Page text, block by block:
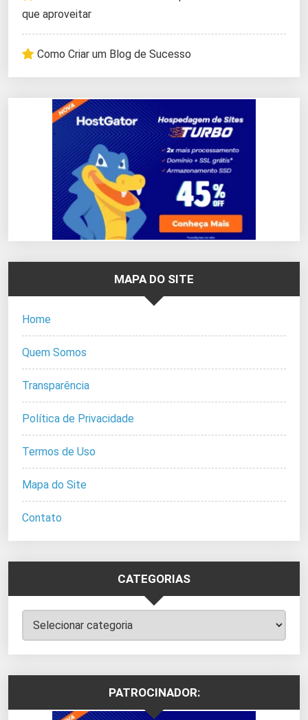
que aproveitar
Como Criar um Blog de Sucesso
MAPA DO SITE
Home
Quem Somos
Transparência
Política de Privacidade
Termos de Uso
Mapa do Site
Contato
CATEGORIAS
Categorias
PATROCINADOR: